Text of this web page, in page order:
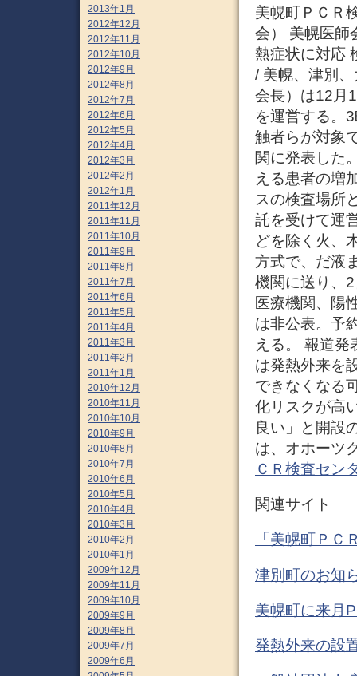
美幌町ＰＣＲ
会） 美幌医師
熱症状に対応
/ 美幌、津別
会長）は12月
を運営する。
触者らが対象
関に発表した
える患者の増
スの検査場所
託を受けて運
どを除く火、
方式で、だ液
機関に送り、
医療機関、陽
は非公表。予
える。 報道発
は発熱外来を
できなくなる
化リスクが高
良い」と開設
は、オホーツ
ＣＲ検査セン
関連サイト
「美幌町ＰＣ
津別町のお知
美幌町に来月
発熱外来の設
2013年1月
2012年12月
2012年11月
2012年10月
2012年9月
2012年8月
2012年7月
2012年6月
2012年5月
2012年4月
2012年3月
2012年2月
2012年1月
2011年12月
2011年11月
2011年10月
2011年9月
2011年8月
2011年7月
2011年6月
2011年5月
2011年4月
2011年3月
2011年2月
2011年1月
2010年12月
2010年11月
2010年10月
2010年9月
2010年8月
2010年7月
2010年6月
2010年5月
2010年4月
2010年3月
2010年2月
2010年1月
2009年12月
2009年11月
2009年10月
2009年9月
2009年8月
2009年7月
2009年6月